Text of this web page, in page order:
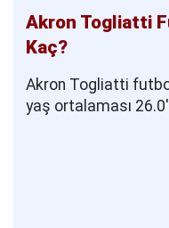
Akron Togliatti
Kaç?
Akron Togliatti
yaş ortalaması